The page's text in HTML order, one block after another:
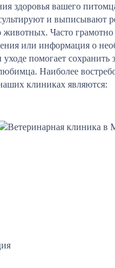
здоровья вашего
и выписывают
Часто грамотно
или информация о
помогает сохранить
Наиболее
клиниках являются: